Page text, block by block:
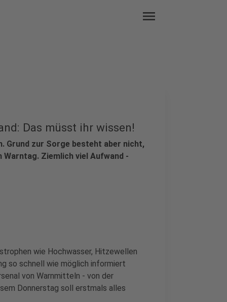
menu
Das müsst ihr wissen!
Grund zur Sorge besteht aber nicht,
Ziemlich viel Aufwand -
wie Hochwasser, Hitzewellen
so schnell wie möglich informiert
von Warnmitteln - von der
Donnerstag soll erstmals alles